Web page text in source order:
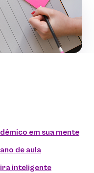
em sua mente
de aula
inteligente